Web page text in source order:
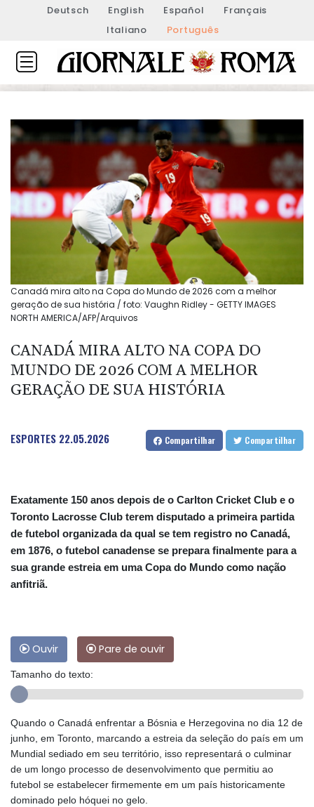
Deutsch English Español
Français
Italiano
Português
Canadá mira alto na Copa do Mundo de 2026 com a melhor
geração de sua história / foto: Vaughn Ridley - GETTY IMAGES
NORTH AMERICA/AFP/Arquivos
CANADÁ MIRA ALTO NA COPA DO
MUNDO DE 2026 COM A MELHOR
GERAÇÃO DE SUA HISTÓRIA
ESPORTES 22.05.2026 Compartilhar Compartilhar
Exatamente 150 anos depois de o Carlton Cricket Club e o
Toronto Lacrosse Club terem disputado a primeira partida
de futebol organizada da qual se tem registro no Canadá,
em 1876, o futebol canadense se prepara finalmente para a
sua grande estreia em uma Copa do Mundo como nação
anfitriã.
Ouvir Pare de ouvir
Tamanho do texto:
Quando o Canadá enfrentar a Bósnia e Herzegovina no dia 12 de
junho, em Toronto, marcando a estreia da seleção do país em um
Mundial sediado em seu território, isso representará o culminar
de um longo processo de desenvolvimento que permitiu ao
futebol se estabelecer firmemente em um país historicamente
dominado pelo hóquei no gelo.